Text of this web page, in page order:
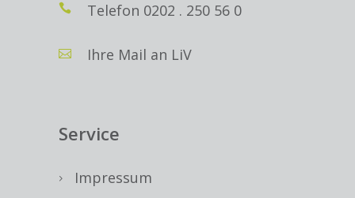
Telefon 0202 . 250 56 0
Ihre Mail an LiV
Service
Impressum